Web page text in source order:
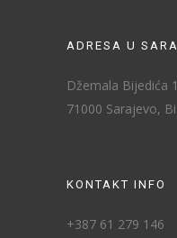
ADRESA U
Džemala Bijedića
71000 Sarajevo,
KONTAKT INFO
+387 61 279 146